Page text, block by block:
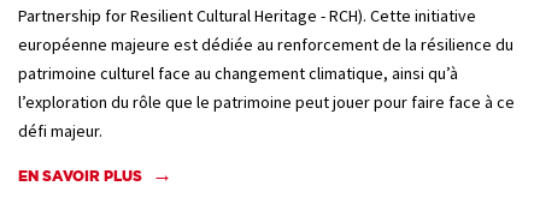
Partnership for Resilient Cultural Heritage - RCH). Cette initiative
européenne majeure est dédiée au renforcement de la résilience du
patrimoine culturel face au changement climatique, ainsi qu’à
l’exploration du rôle que le patrimoine peut jouer pour faire face à ce
défi majeur.
EN SAVOIR PLUS